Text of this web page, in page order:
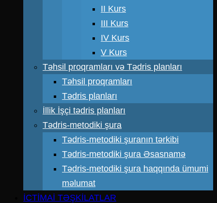
II Kurs
III Kurs
IV Kurs
V Kurs
Təhsil proqramları və Tədris planları
Təhsil proqramları
Tədris planları
İllik İşçi tədris planları
Tədris-metodiki şura
Tədris-metodiki şuranın tərkibi
Tədris-metodiki şura Əsasnamə
Tədris-metodiki şura haqqında ümumi
məlumat
İCTİMAİ TƏŞKİLATLAR